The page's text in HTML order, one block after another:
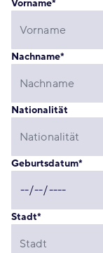
Vorname*
Nachname*
Nationalität
Geburtsdatum*
Stadt*